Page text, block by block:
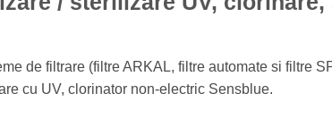
de filtrare (filtre ARKAL, filtre automate si filtre
cu UV, clorinator non-electric Sensblue.